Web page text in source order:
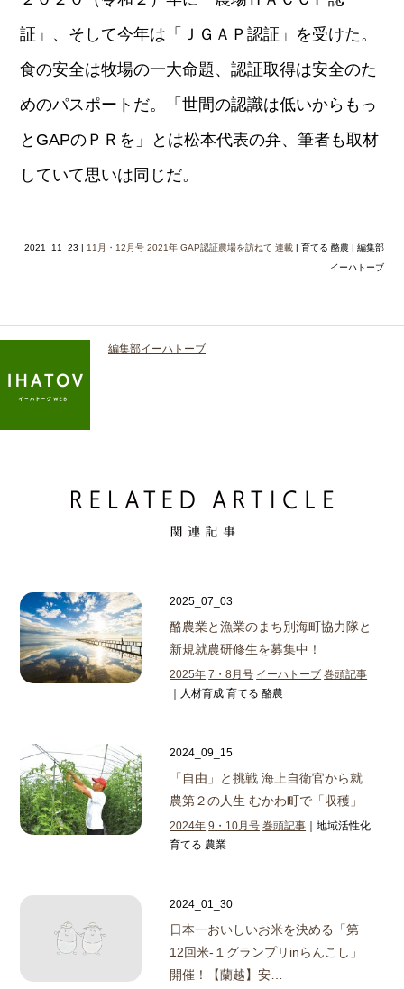
証」、そして今年は「ＪＧＡＰ認証」を受けた。
食の安全は牧場の一大命題、認証取得は安全のた
めのパスポートだ。「世間の認識は低いからもっ
とGAPのＰＲを」とは松本代表の弁、筆者も取材
していて思いは同じだ。
2021_11_23 | 11月・12月号 2021年 GAP認証農場を訪ねて 連載| 育てる 酪農 | 編集部
イーハトーブ
編集部イーハトーブ
2025_07_03
酪農業と漁業のまち別海町協力隊と
新規就農研修生を募集中！
2025年 7・8月号 イーハトーブ 巻頭記事
｜人材育成 育てる 酪農
2024_09_15
「自由」と挑戦 海上自衛官から就
農第２の人生 むかわ町で「収穫」
2024年 9・10月号 巻頭記事 ｜地域活性化
育てる 農業
2024_01_30
日本一おいしいお米を決める「第
12回米‐１グランプリinらんこし」
開催！
【蘭越】安…